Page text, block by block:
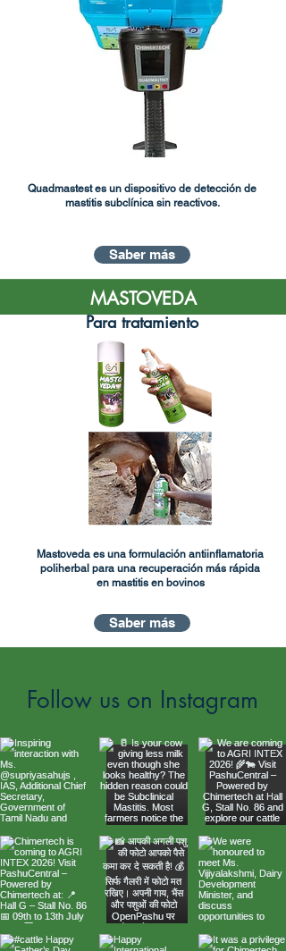
Saber más
Saber más
MASTOVEDA
Para tratamiento
Mastoveda es una formulación antiinflamatoria
poliherbal para una recuperación más rápida
en mastitis en bovinos
Quadmastest es un dispositivo de detección de
mastitis subclínica sin reactivos.
Follow us on Instagram